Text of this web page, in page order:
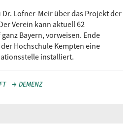
Lofner-Meir über das Projekt der
Verein kann aktuell 62
Bayern, vorweisen. Ende
Hochschule Kempten eine
installiert.
DEMENZ